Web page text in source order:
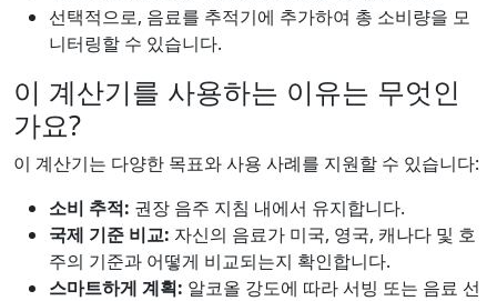
선택적으로, 음료를 추적기에 추가하여 총 소비량을 모
니터링할 수 있습니다.
이 계산기를 사용하는 이유는 무엇인
가요?
이 계산기는 다양한 목표와 사용 사례를 지원할 수 있습니다:
소비 추적: 권장 음주 지침 내에서 유지합니다.
국제 기준 비교: 자신의 음료가 미국, 영국, 캐나다 및 호
주의 기준과 어떻게 비교되는지 확인합니다.
스마트하게 계획: 알코올 강도에 따라 서빙 또는 음료 선